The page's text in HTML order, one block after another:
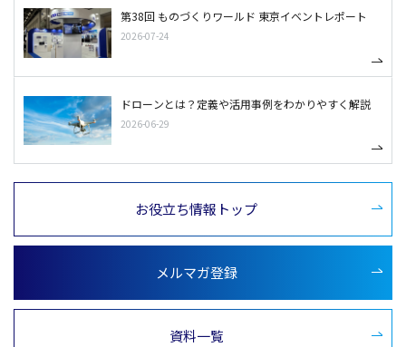
第38回 ものづくりワールド 東京イベントレポート
2026-07-24
ドローンとは？定義や活用事例をわかりやすく解説
2026-06-29
お役立ち情報トップ
メルマガ登録
資料一覧